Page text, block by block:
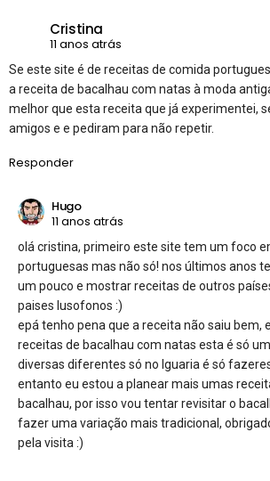
Cristina
11 anos atrás
Se este site é de receitas de comida
a receita de bacalhau com natas à moda
melhor que esta receita que já experimentei,
amigos e e pediram para não repetir.
Responder
Hugo
11 anos atrás
olá cristina, primeiro este site tem um foco
portuguesas mas não só! nos últimos anos
um pouco e mostrar receitas de outros
paises lusofonos :)
epá tenho pena que a receita não saiu bem,
receitas de bacalhau com natas esta é só
diversas diferentes só no Iguaria é só
entanto eu estou a planear mais umas
bacalhau, por isso vou tentar revisitar o
fazer uma variação mais tradicional,
pela visita :)